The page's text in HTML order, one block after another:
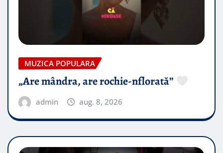
MUZICA POPULARA
„Are mândra, are rochie-nflorată”
admin aug. 8, 2026